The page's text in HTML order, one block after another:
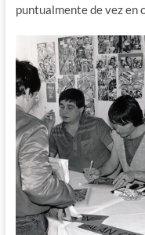
puntualmente de vez en